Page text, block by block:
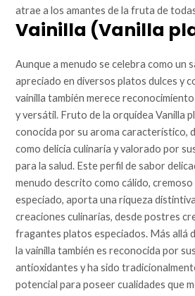
atrae a los amantes de la fruta de
Vainilla (Vanilla
Aunque a menudo se celebra como un
apreciado en diversos platos dulces y
vainilla también merece
y versátil. Fruto de la orquídea Vanilla
conocida por su aroma característico,
como delicia culinaria y valorado por
para la salud. Este perfil de sabor
menudo descrito como cálido,
especiado, aporta una riqueza
creaciones culinarias, desde postres
fragantes platos especiados. Más allá
la vainilla también es reconocida por
antioxidantes y ha sido
potencial para poseer cualidades que